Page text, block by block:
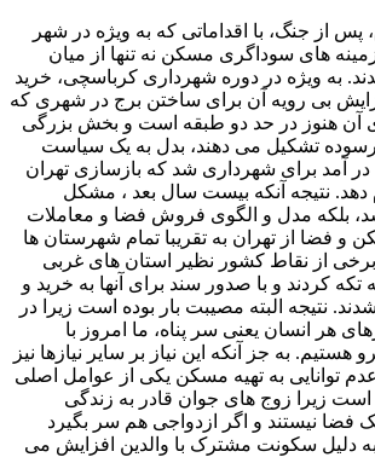
از جنگ، با اقداماتی که به ویژه در شهر
های سوداگری مسکن نه تنها از میان
به ویژه در دوره شهرداری کرباسچی، خرید
بی رویه آن برای ساختن برج در شهری که
آن هنوز در حد دو طبقه است و بخش بزرگی
تشکیل می دهند، بدل به یک سیاست
آمد برای شهرداری شد که بازسازی تهران
دهد. نتیجه آنکه بیست سال بعد ، مشکل
بلکه مدل و الگوی فروش فضا و معاملات
و فضا از تهران به تقریبا تمام شهرستان ها
از نقاط کشور نظیر استان های غربی
تکه کردند و با صدور سند برای آنها به خرید و
نتیجه البته مصیبت بار بوده است زیرا در
هر انسان یعنی سر پناه، ما امروز با
هستیم. به جز آنکه این نیاز بر سایر نیازها نیز
عدم توانایی به تهیه مسکن یکی از عوامل اصلی
است زیرا زوج های جوان قادر به زندگی
فضا نیستند و اگر ازدواجی هم سر بگیرد
دلیل سکونت مشترک با والدین افزایش می